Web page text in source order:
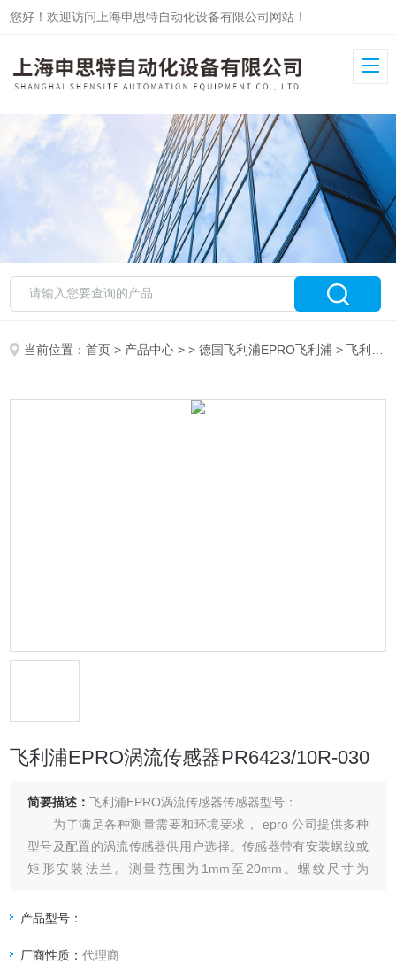
您好！欢迎访问上海申思特自动化设备有限公司网站！
当前位置：首页 > 产品中心 > >德国飞利浦EPRO飞利浦 > 飞利浦EPRO涡流传感器PR6423/10R-030
飞利浦EPRO涡流传感器PR6423/10R-030
简要描述：飞利浦EPRO涡流传感器传感器型号：
为了满足各种测量需要和环境要求， epro 公司提供多种
型号及配置的涡流传感器供用户选择。传感器带有安装螺纹或
矩形安装法兰。测量范围为1mm至20mm。螺纹尺寸为
同，传感器可有以下选择：
产品型号：
厂商性质：代理商